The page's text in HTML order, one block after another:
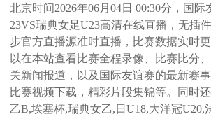
北京时间2026年06月04日 00:30分，国
23VS瑞典女足U23高清在线直播，无插
步官方直播源准时直播，比赛数据实时
以在本站查看比赛全程录像、比赛比分
关新闻报道，以及国际友谊赛的最新赛
比赛视频下载，精彩片段集锦等。同时
乙B,埃塞杯,瑞典女乙,日U18,大洋冠U20,